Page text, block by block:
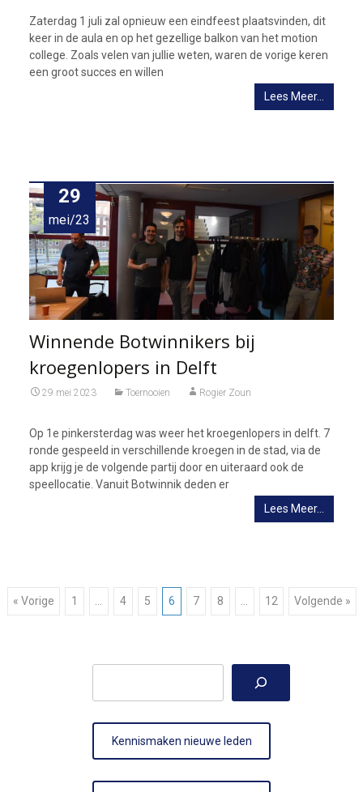
Zaterdag 1 juli zal opnieuw een eindfeest plaatsvinden, dit
keer in de aula en op het gezellige balkon van het motion
college. Zoals velen van jullie weten, waren de vorige keren
een groot succes en willen
Lees Meer…
29
mei/23
Winnende Botwinnikers bij
kroegenlopers in Delft
29 mei 2023 Toernooien Rogier Zoun
Op 1e pinkersterdag was weer het kroegenlopers in delft. 7
ronde gespeeld in verschillende kroegen in de stad, via de
app krijg je de volgende partij door en uiteraard ook de
speellocatie. Vanuit Botwinnik deden er
Lees Meer…
Berichtnavigatie
« Vorige 1 … 4 5 6 7 8 … 12 Volgende »
Kennismaken nieuwe leden